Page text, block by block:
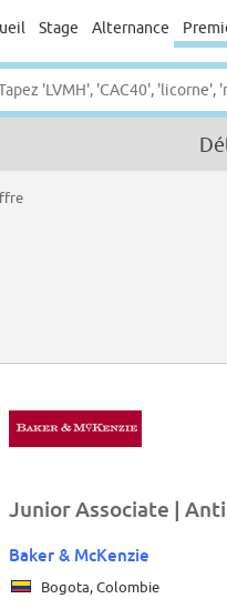
Stage Alternance
Junior Associate |
Baker & McKenzie
Bogota, Colombie